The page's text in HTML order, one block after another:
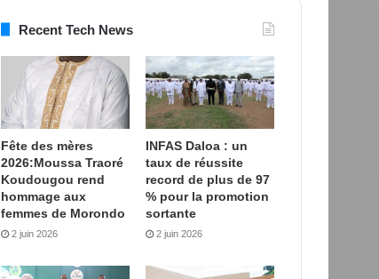
Recent Tech News
Fête des mères
2026:Moussa Traoré
Koudougou rend
hommage aux
femmes de Morondo
2 juin 2026
INFAS Daloa : un
taux de réussite
record de plus de 97
% pour la promotion
sortante
2 juin 2026